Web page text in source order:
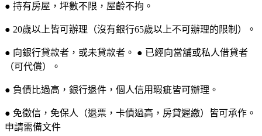
● 持有房屋，坪數不限，屋齡不拘。
● 20歲以上皆可辦理（沒有銀行65歲以上不可辦理的限制）。
● 向銀行貸款者，或未貸款者。 ● 已經向當舖或私人借貸者
（可代償）。
● 負債比過高，銀行退件，個人信用瑕疵皆可辦理。
● 免徵信，免保人（退票，卡債過高，房貸遲繳）皆可承作。
申請需備文件